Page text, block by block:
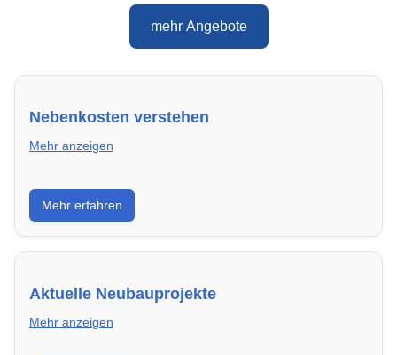
mehr Angebote
Nebenkosten verstehen
Mehr anzeigen
Erfahre, welche Nebenkosten rechtmäßig sind und
wie du deine monatliche Belastung optimieren
kannst.
Mehr erfahren
Aktuelle Neubauprojekte
Mehr anzeigen